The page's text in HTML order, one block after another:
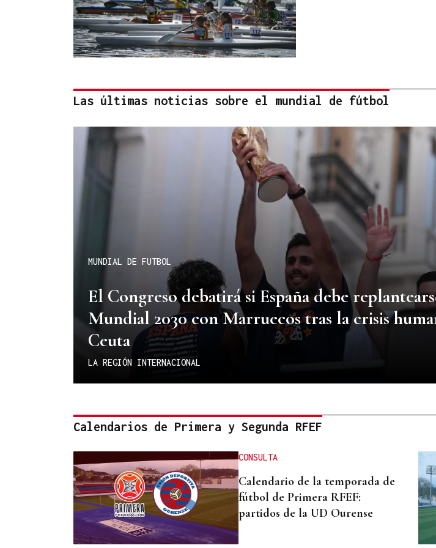
Las últimas noticias sobre el mundial de fútbol
MUNDIAL DE FUTBOL
El Congreso debatirá si España debe
Mundial 2030 con Marruecos tras la crisis
Ceuta
LA REGIÓN INTERNACIONAL
Calendarios de Primera y Segunda RFEF
CONSULTA
Calendario de la temporada de
fútbol de Primera RFEF:
partidos de la UD Ourense